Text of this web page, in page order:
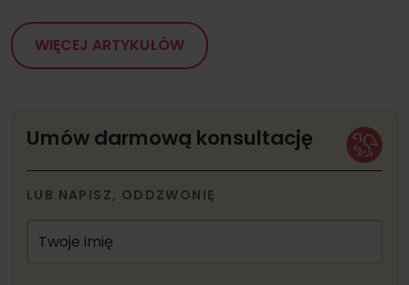
WIĘCEJ ARTYKUŁÓW
Umów darmową konsultację
LUB NAPISZ, ODDZWONIĘ
Twoje imię